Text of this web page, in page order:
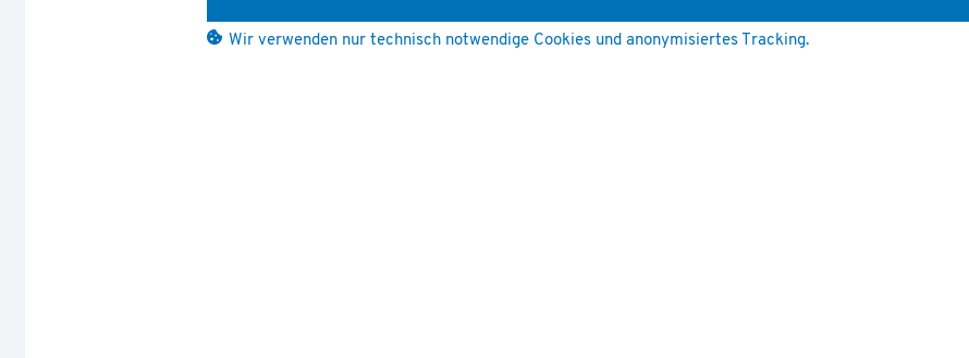
Wir verwenden nur technisch notwendige Cookies und anonymisiertes Tracking.